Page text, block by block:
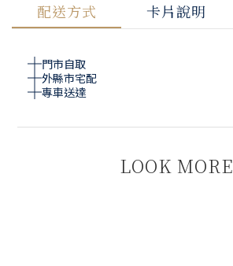
配送方式 卡片說明
門市自取
外縣市宅配
專車送達
LOOK MORE